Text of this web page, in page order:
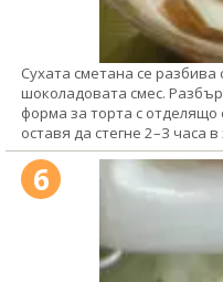
Сухата сметана се
шоколадовата смес.
форма за торта с
оставя да стегне 2–3 часа
6